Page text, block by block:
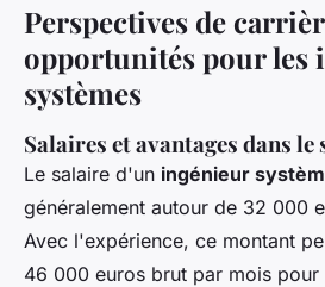
Perspectives de
opportunités pour les
systèmes
Salaires et avantages dans le
Le salaire d'un ingénieur
généralement autour de 32 000
Avec l'expérience, ce montant
46 000 euros brut par mois pour